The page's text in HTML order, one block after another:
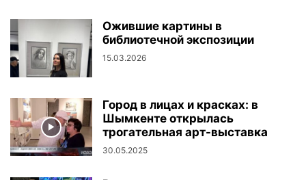
Ожившие картины в
библиотечной экспозиции
15.03.2026
Город в лицах и красках: в
Шымкенте открылась
трогательная арт-выставка
30.05.2025